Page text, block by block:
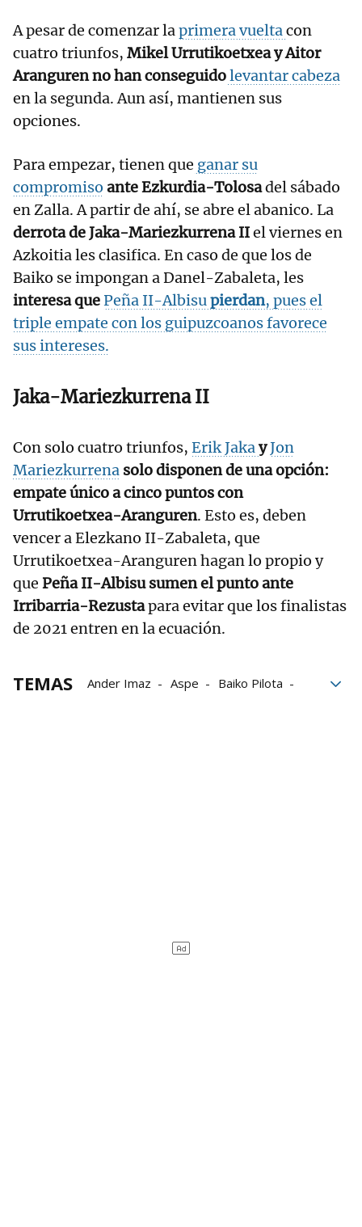
A pesar de comenzar laprimera vueltacon
cuatro triunfos, Mikel Urrutikoetxea y Aitor
Aranguren no han conseguidolevantar cabeza
en la segunda. Aun así, mantienen sus
opciones.
Para empezar, tienen que ganar su
compromiso ante Ezkurdia-Tolosadel sábado
en Zalla. A partir de ahí, se abre el abanico. La
derrota de Jaka-Mariezkurrena IIel viernes en
Azkoitia les clasifica. En caso de que los de
Baiko se impongan a Danel-Zabaleta, les
interesa quePeña II-Albisupierdan, pues el
triple empate con los guipuzcoanos favorece
sus intereses.
Jaka-Mariezkurrena II
Con solo cuatro triunfos, Erik JakayJon
Mariezkurrena solo disponen de una opción:
empate único a cinco puntos con
Urrutikoetxea-Aranguren. Esto es, deben
vencer a Elezkano II-Zabaleta, que
Urrutikoetxea-Aranguren hagan lo propio y
que Peña II-Albisu sumen el punto ante
Irribarria-Rezustapara evitar que los finalistas
de 2021 entren en la ecuación.
TEMAS Ander Imaz Aspe
Baiko Pilota